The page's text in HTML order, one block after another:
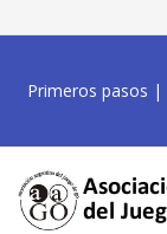
Primeros pasos |